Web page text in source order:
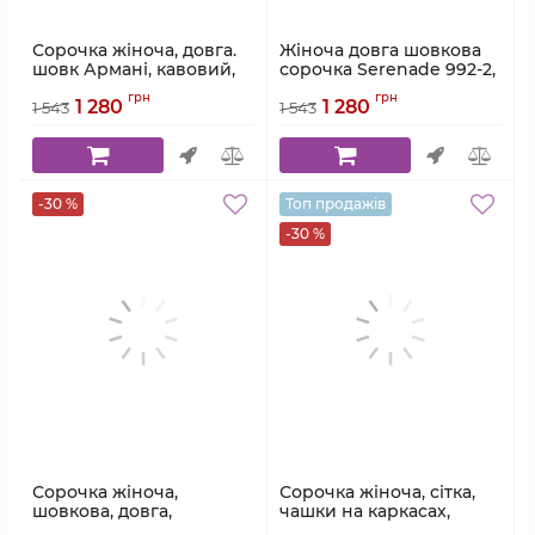
Сорочка жіноча, довга.
шовк Армані, кавовий,
Артикул:992-14
1 543 1 280 грн
Жіноча довга шовкова
сорочка Serenade 992-2,
Артикул:992-2
1 543 1 280 грн
-30 %
Сорочка жіноча,
шовкова, довга,
Топ продажів
-30 %
Сорочка жіноча, сітка,
чашки на каркасах,